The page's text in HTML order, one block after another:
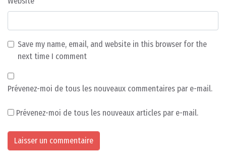
Save my name, email, and website in this browser for the
next time I comment
Prévenez-moi de tous les nouveaux commentaires par e-mail.
Prévenez-moi de tous les nouveaux articles par e-mail.